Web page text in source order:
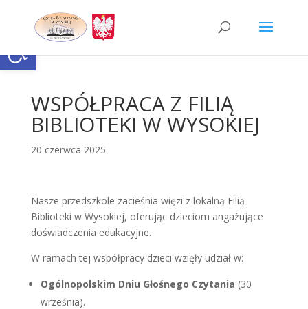
contentOtwórz pasek narzędzi
WSPÓŁPRACA Z FILIĄ
BIBLIOTEKI W WYSOKIEJ
20 czerwca 2025
Nasze przedszkole zacieśnia więzi z lokalną Filią
Biblioteki w Wysokiej, oferując dzieciom angażujące
doświadczenia edukacyjne.
W ramach tej współpracy dzieci wzięły udział w:
Ogólnopolskim Dniu Głośnego Czytania (30
września).